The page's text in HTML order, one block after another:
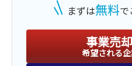
まずは無料で
事業売
希望される